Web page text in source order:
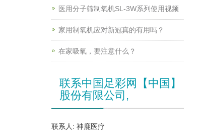
医用分子筛制氧机SL-3W系列使用视频
家用制氧机应对新冠真的有用吗？
在家吸氧，要注意什么？
联系中国足彩网【中国】
股份有限公司,
联系人: 神鹿医疗